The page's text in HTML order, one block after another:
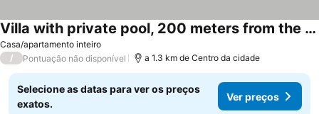
Casa/apartamento inteiro
Villa with private pool, 200 meters from the beach.
Ver preços
/ Pontuação não disponível a 1.3 km de Centro da cidade
Selecione as datas para ver os preços
exatos.
Ver preços